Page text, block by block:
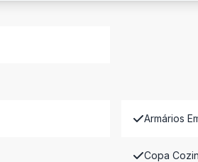
Armários
Copa